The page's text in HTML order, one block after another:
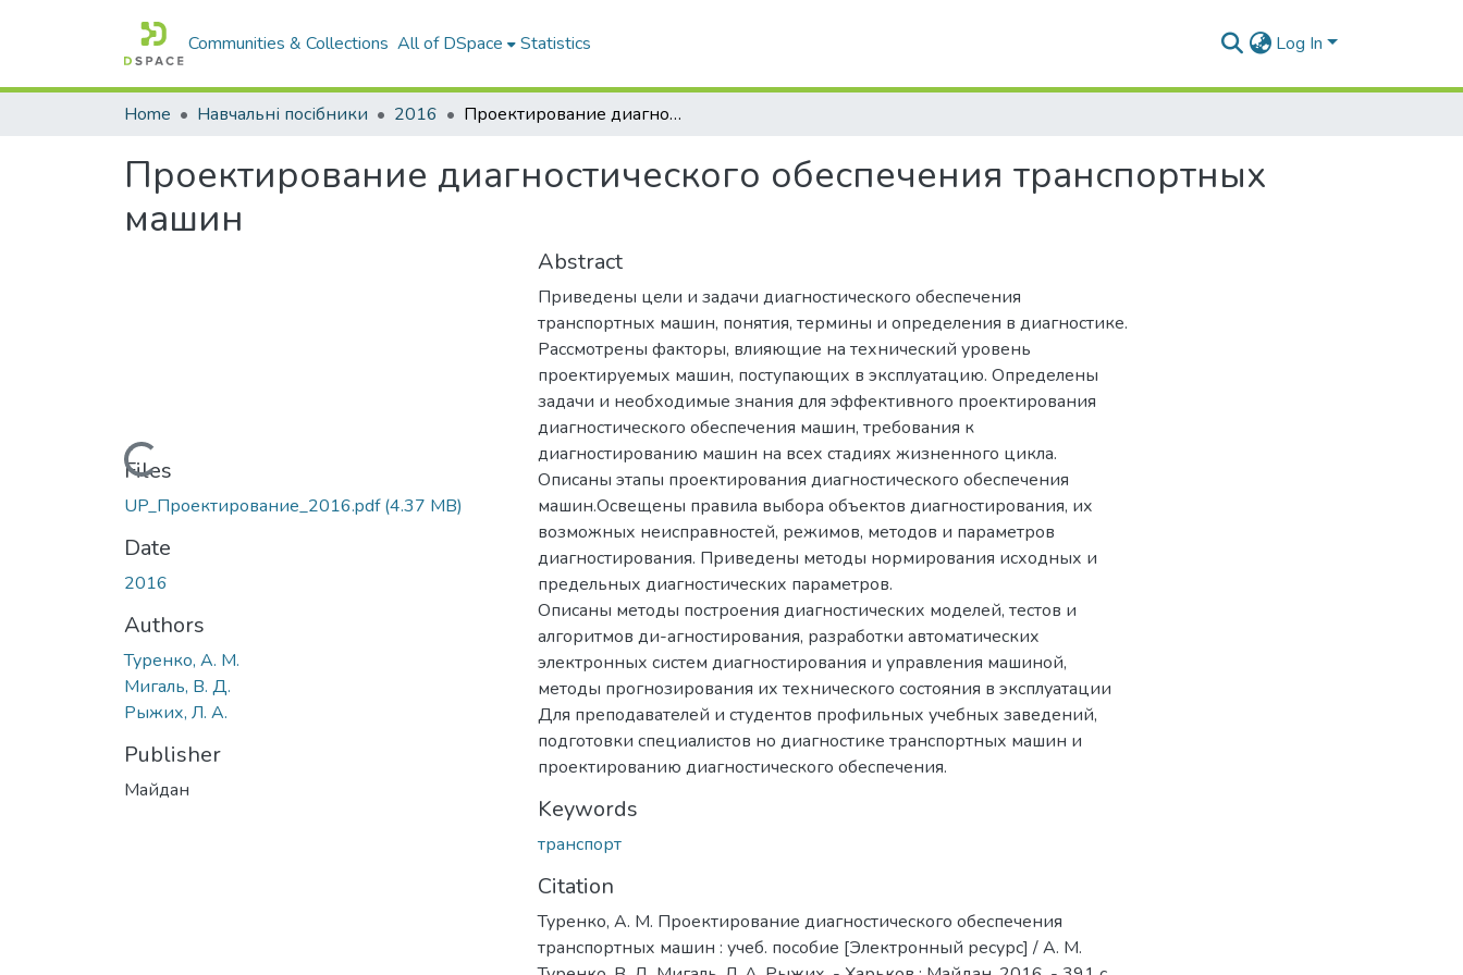
Communities & Collections All of DSpace Statistics Log In
Home Навчальні посібники 2016 Проектирование диагностического обеспечения транспортных машин
Проектирование диагностического обеспечения транспортных
машин
Loading...
Files
UP_Проектирование_2016.pdf(4.37 MB)
Date
2016
Authors
Туренко, А. М.
Мигаль, В. Д.
Рыжих, Л. А.
Publisher
Майдан
Abstract
Приведены цели и задачи диагностического обеспечения
транспортных машин, понятия, термины и определения в диагностике.
Рассмотрены факторы, влияющие на технический уровень
проектируемых машин, поступающих в эксплуатацию. Определены
задачи и необходимые знания для эффективного проектирования
диагностического обеспечения машин, требования к
диагностированию машин на всех стадиях жизненного цикла.
Описаны этапы проектирования диагностического обеспечения
машин.Освещены правила выбора объектов диагностирования, их
возможных неисправностей, режимов, методов и параметров
диагностирования. Приведены методы нормирования исходных и
предельных диагностических параметров.
Описаны методы построения диагностических моделей, тестов и
алгоритмов ди-агностирования, разработки автоматических
электронных систем диагностирования и управления машиной,
методы прогнозирования их технического состояния в эксплуатации
Для преподавателей и студентов профильных учебных заведений,
подготовки специалистов но диагностике транспортных машин и
проектированию диагностического обеспечения.
Keywords
транспорт
Citation
Туренко, А. М. Проектирование диагностического обеспечения
транспортных машин : учеб. пособие [Электронный ресурс] / А. М.